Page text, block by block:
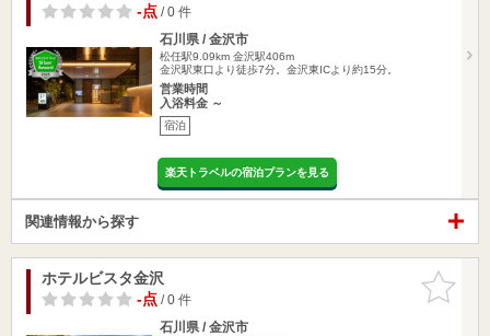
-点/ 0 件
石川県 / 金沢市
松任駅9.09km 金沢駅406m
金沢駅東口より徒歩7分。金沢東ICより約15分。
営業時間
入浴料金 ～
宿泊
楽天トラベルの宿泊プランを見る
関連情報から探す
お気に入
りに追加
ホテルビスタ金沢
-点/ 0 件
石川県 / 金沢市